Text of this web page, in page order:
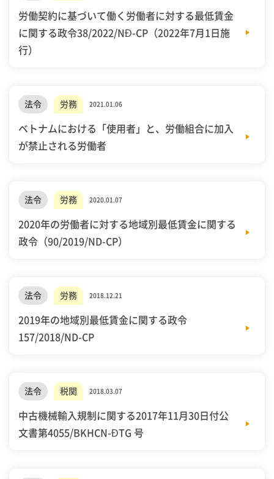
労働契約に基づいて働く労働者に対する最低賃金
に関する政令38/2022/NĐ-CP（2022年7月1日施
行）
法令 労務 2021.01.06
ベトナムにおける「使用者」と、労働組合に加入
が禁止される労働者
法令 労務 2020.01.07
2020年の労働者に対する地域別最低賃金に関する
政令（90/2019/ND-CP）
法令 労務 2018.12.21
2019年の地域別最低賃金に関する政令
157/2018/ND-CP
法令 税関 2018.03.07
中古機械輸入規制に関する2017年11月30日付公
文書第4055/BKHCN-ĐTG 号